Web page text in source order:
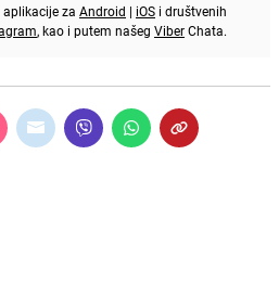
za Android | iOS i društvenih
, kao i putem našeg ViberChata.